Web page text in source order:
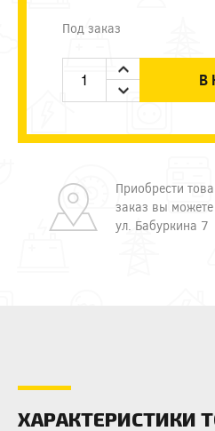
Под заказ
В
Приобрести
заказ вы
ул. Бабуркина 7
ХАРАКТЕРИСТИКИ